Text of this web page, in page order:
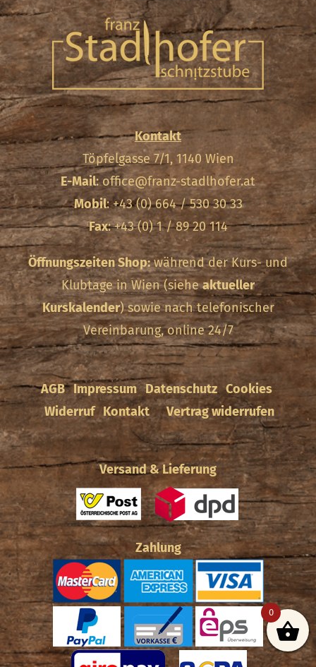
Kontakt
Töpfelgasse 7/1, 1140 Wien
E-Mail:office@franz-stadlhofer.at
Mobil: +43 (0) 664 / 530 30 33
Fax: +43 (0) 1 / 89 20 114
Öffnungszeiten Shop:während der Kurs- und
Klubtage in Wien (sieheaktueller
Kurskalender) sowie nach telefonischer
Vereinbarung, online 24/7
AGB Impressum Datenschutz Cookies
Widerruf Kontakt Vertrag widerrufen
Versand & Lieferung
Zahlung
0